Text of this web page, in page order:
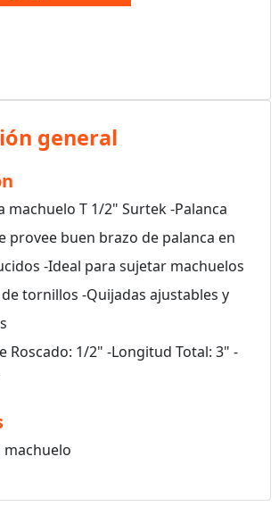
general
machuelo T 1/2" Surtek -Palanca
provee buen brazo de palanca en
-Ideal para sujetar machuelos
tornillos -Quijadas ajustables y
Roscado: 1/2" -Longitud Total: 3" -